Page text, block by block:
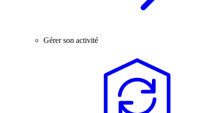
Gérer son activité